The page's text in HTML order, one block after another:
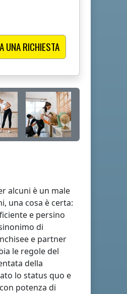
alcuni è un male
una cosa è certa:
e persino
di
e partner
le regole del
della
lo status quo e
potenza di